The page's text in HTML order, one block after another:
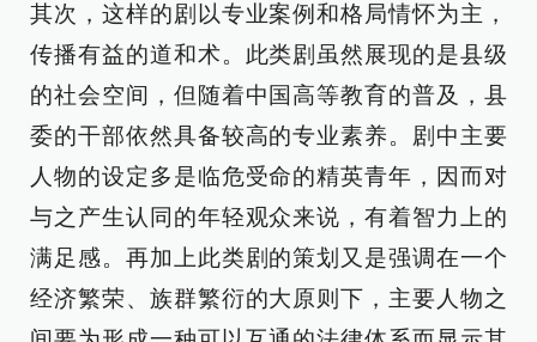
其次，这样的剧以专业案例和格局情怀为主，
传播有益的道和术。此类剧虽然展现的是县级
的社会空间，但随着中国高等教育的普及，县
委的干部依然具备较高的专业素养。剧中主要
人物的设定多是临危受命的精英青年，因而对
与之产生认同的年轻观众来说，有着智力上的
满足感。再加上此类剧的策划又是强调在一个
经济繁荣、族群繁衍的大原则下，主要人物之